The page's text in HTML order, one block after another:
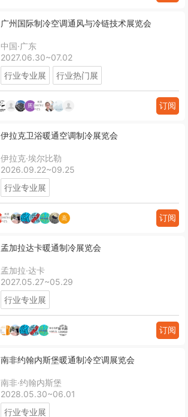
广州国际制冷空调通风与冷链技术展览会
中国·广东
2027.06.30~07.02
行业专业展
行业热门展
订阅
伊拉克卫浴暖通空调制冷展览会
伊拉克·埃尔比勒
2026.09.22~09.25
行业专业展
订阅
孟加拉达卡暖通制冷展览会
孟加拉·达卡
2027.05.27~05.29
行业专业展
订阅
南非约翰内斯堡暖通制冷空调展览会
南非·约翰内斯堡
2028.05.30~06.01
行业专业展